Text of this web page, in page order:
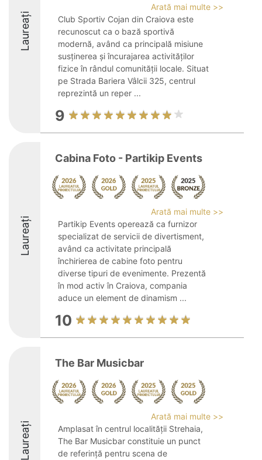
Laureați
Arată mai multe >>
Club Sportiv Cojan din Craiova este
recunoscut ca o bază sportivă
modernă, având ca principală misiune
susținerea și încurajarea activităților
fizice în rândul comunității locale. Situat
pe Strada Bariera Vâlcii 325, centrul
reprezintă un reper ...
9
Laureați
Cabina Foto - Partikip Events
Arată mai multe >>
Partikip Events operează ca furnizor
specializat de servicii de divertisment,
având ca activitate principală
închirierea de cabine foto pentru
diverse tipuri de evenimente. Prezentă
în mod activ în Craiova, compania
aduce un element de dinamism ...
10
Laureați
The Bar Musicbar
Arată mai multe >>
Amplasat în centrul localității Strehaia,
The Bar Musicbar constituie un punct
de referință pentru scena de